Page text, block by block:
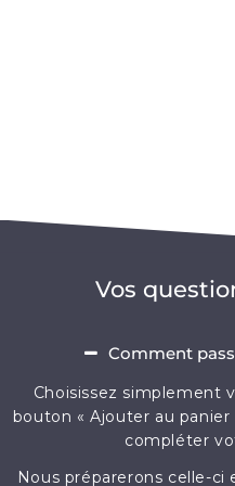
Vos
Comment
Choisissez simplement
bouton « Ajouter au
compléter
Nous préparerons celle-